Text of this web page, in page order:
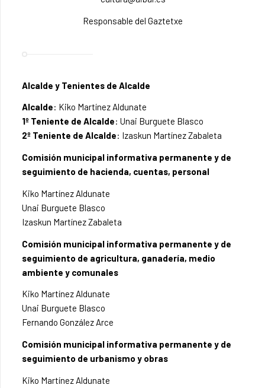
Responsable del Gaztetxe
Alcalde y Tenientes de Alcalde
Alcalde: Kiko Martínez Aldunate
1º Teniente de Alcalde: Unai Burguete Blasco
2º Teniente de Alcalde: Izaskun Martínez Zabaleta
Comisión municipal informativa permanente y de
seguimiento de hacienda, cuentas, personal
Kiko Martínez Aldunate
Unai Burguete Blasco
Izaskun Martínez Zabaleta
Comisión municipal informativa permanente y de
seguimiento de agricultura, ganadería, medio
ambiente y comunales
Kiko Martínez Aldunate
Unai Burguete Blasco
Fernando González Arce
Comisión municipal informativa permanente y de
seguimiento de urbanismo y obras
Kiko Martínez Aldunate